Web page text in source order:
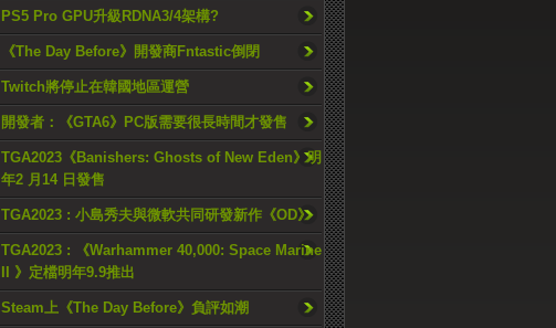
PS5 Pro GPU升級RDNA3/4架構?
《The Day Before》開發商Fntastic倒閉
Twitch將停止在韓國地區運營
開發者：《GTA6》PC版需要很長時間才發售
TGA2023《Banishers: Ghosts of New Eden》明
年2 月14 日發售
TGA2023 : 小島秀夫與微軟共同研發新作《OD》
TGA2023 : 《Warhammer 40,000: Space Marine
II 》定檔明年9.9推出
Steam上《The Day Before》負評如潮